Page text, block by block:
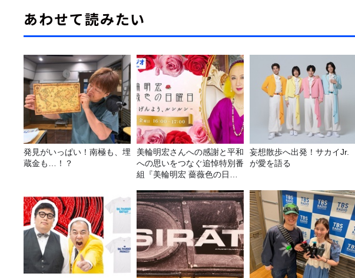
あわせて読みたい
発見がいっぱい！南極も、埋
蔵金も…！？
美輪明宏さんへの感謝と平和
への思いをつなぐ追悼特別番
組『美輪明宏 薔薇色の日曜
～』8/9（日）16時放送
妄想散歩へ出発！サカイJr.
が愛を語る